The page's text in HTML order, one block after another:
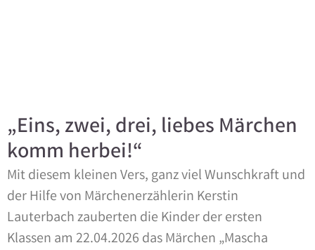
„Eins, zwei, drei, liebes Märchen
komm herbei!“
Mit diesem kleinen Vers, ganz viel Wunschkraft und
der Hilfe von Märchenerzählerin Kerstin
Lauterbach zauberten die Kinder der ersten
Klassen am 22.04.2026 das Märchen „Mascha